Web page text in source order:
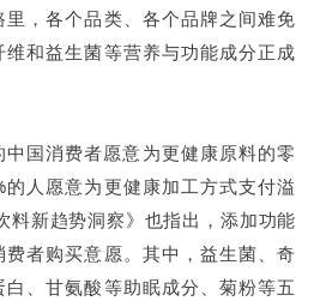
，各个品类、各个品牌之间难免
和益生菌等营养与功能成分正成
国消费者愿意为更健康原料的零
人愿意为更健康加工方式支付溢
料新趋势洞察》也指出，添加功能
者购买意愿。其中，益生菌、奇
、甘氨酸等助眠成分、菊粉等五